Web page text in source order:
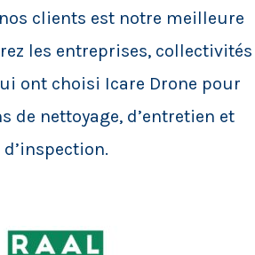
clients est notre meilleure
les entreprises, collectivités
ont choisi Icare Drone pour
de nettoyage, d’entretien et
d’inspection.